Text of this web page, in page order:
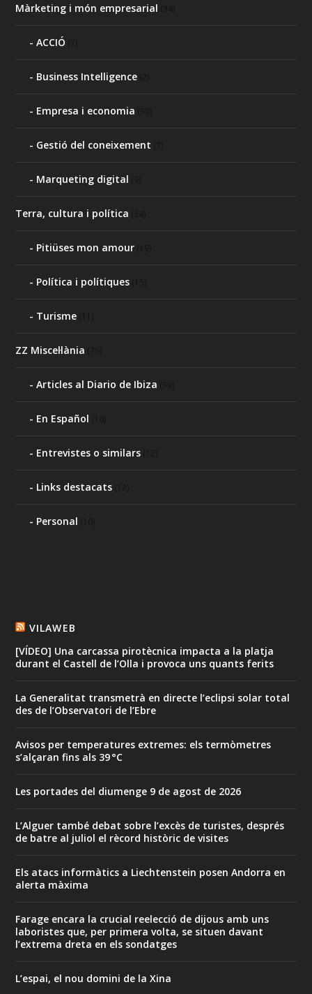
Màrketing i món empresarial
ACCIÓ
Business Intelligence
Empresa i economia
Gestió del coneixement
Marqueting digital
Terra, cultura i política
Pitiüses mon amour
Política i polítiques
Turisme
ZZ Miscel·lània
Articles al Diario de Ibiza
En Español
Entrevistes o similars
Links destacats
Personal
VILAWEB
[VÍDEO] Una carcassa pirotècnica impacta a la platja
durant el Castell de l’Olla i provoca uns quants ferits
La Generalitat transmetrà en directe l’eclipsi solar total
des de l’Observatori de l’Ebre
Avisos per temperatures extremes: els termòmetres
s’alçaran fins als 39 °C
Les portades del diumenge 9 de agost de 2026
L’Alguer també debat sobre l’excès de turistes, després
de batre al juliol el rècord històric de visites
Els atacs informàtics a Liechtenstein posen Andorra en
alerta màxima
Farage encara la crucial reelecció de dijous amb uns
laboristes que, per primera volta, se situen davant
l’extrema dreta en els sondatges
L’espai, el nou domini de la Xina